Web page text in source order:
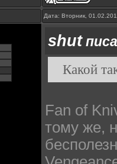
Дата: Вторник,
shut
Какой
Fan of
тому же,